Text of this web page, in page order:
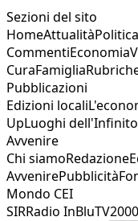
Sezioni del sito
HomeAttualitàPolitica
CommentiEconomia
CuraFamiglia
Pubblicazioni
Edizioni locali
UpLuoghi dell'Infinito
Avvenire
Chi siamoRedazione
AvvenirePubblicità
Mondo CEI
SIRRadio InBluTV2000